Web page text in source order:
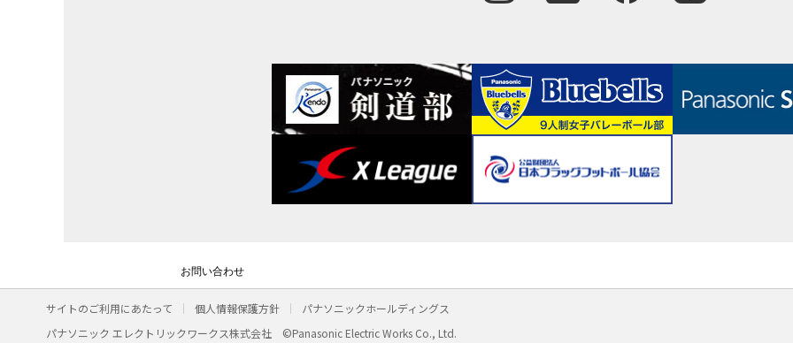
お問い合わせ
サイトのご利用にあたって 個人情報保護方針
パナソニックホールディングス
パナソニック エレクトリックワークス株式会社
©Panasonic Electric Works Co., Ltd.